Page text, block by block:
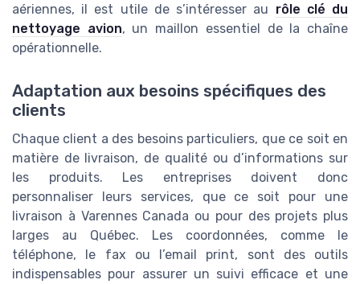
aériennes, il est utile de s’intéresser au rôle clé du
nettoyage avion, un maillon essentiel de la chaîne
opérationnelle.
Adaptation aux besoins spécifiques des
clients
Chaque client a des besoins particuliers, que ce soit en
matière de livraison, de qualité ou d’informations sur
les produits. Les entreprises doivent donc
personnaliser leurs services, que ce soit pour une
livraison à Varennes Canada ou pour des projets plus
larges au Québec. Les coordonnées, comme le
téléphone, le fax ou l’email print, sont des outils
indispensables pour assurer un suivi efficace et une